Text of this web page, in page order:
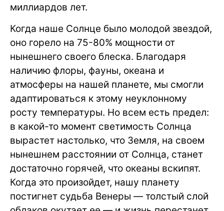
миллиардов лет.
Когда наше Солнце было молодой звездой,
оно горело на 75-80% мощности от
нынешнего своего блеска. Благодаря
наличию флоры, фауны, океана и
атмосферы на нашей планете, мы смогли
адаптироваться к этому неуклонному
росту температуры. Но всем есть предел:
в какой-то момент светимость Солнца
вырастет настолько, что Земля, на своем
нынешнем расстоянии от Солнца, станет
достаточно горячей, что океаны вскипят.
Когда это произойдет, нашу планету
постигнет судьба Венеры — толстый слой